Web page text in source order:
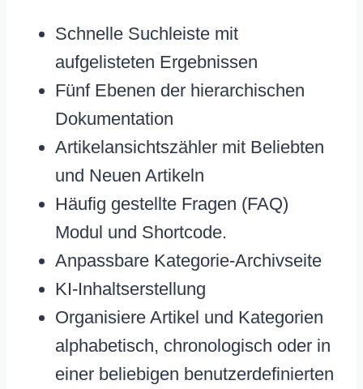
Schnelle Suchleiste mit
aufgelisteten Ergebnissen
Fünf Ebenen der hierarchischen
Dokumentation
Artikelansichtszähler mit Beliebten
und Neuen Artikeln
Häufig gestellte Fragen (FAQ)
Modul und Shortcode.
Anpassbare Kategorie-Archivseite
KI-Inhaltserstellung
Organisiere Artikel und Kategorien
alphabetisch, chronologisch oder in
einer beliebigen benutzerdefinierten